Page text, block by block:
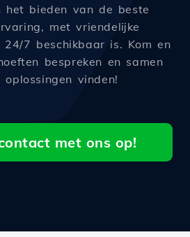
het bieden van de beste
met vriendelijke
24/7 beschikbaar is. Kom en
bespreken en samen
vinden!
met ons op!